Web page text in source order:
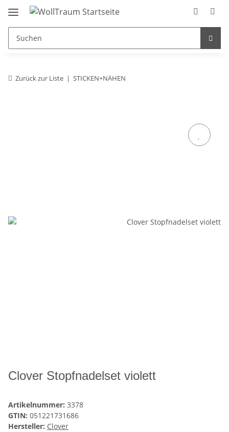
Zurück zur Liste STICKEN+NÄHEN
Clover Stopfnadelset violett
Artikelnummer: 3378
GTIN: 051221731686
Hersteller: Clover